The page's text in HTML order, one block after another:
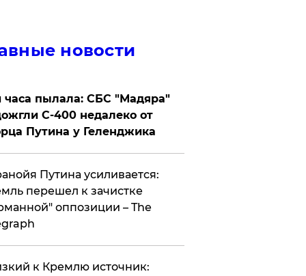
новости
часа пылала: СБС "Мадяра"
С-400 недалеко от
Путина у Геленджика
Путина усиливается:
перешел к зачистке
оппозиции – The
к Кремлю источник: